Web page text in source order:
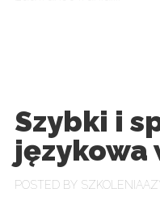
Szybki i
językowa
POSTED BY